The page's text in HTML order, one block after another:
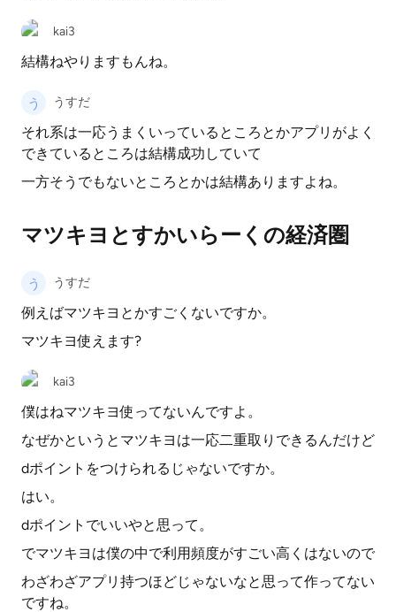
kai3
結構ねやりますもんね。
うすだ
それ系は一応うまくいっているところとかアプリがよく
できているところは結構成功していて
一方そうでもないところとかは結構ありますよね。
マツキヨとすかいらーくの経済圏
うすだ
例えばマツキヨとかすごくないですか。
マツキヨ使えます?
kai3
僕はねマツキヨ使ってないんですよ。
なぜかというとマツキヨは一応二重取りできるんだけど
dポイントをつけられるじゃないですか。
はい。
dポイントでいいやと思って。
でマツキヨは僕の中で利用頻度がすごい高くはないので
わざわざアプリ持つほどじゃないなと思って作ってない
ですね。